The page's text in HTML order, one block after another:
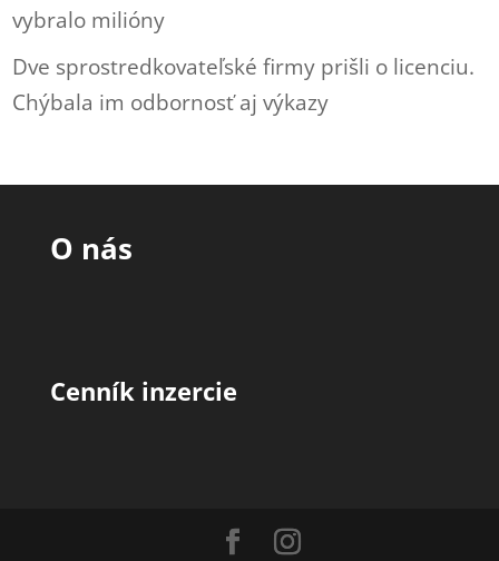
vybralo milióny
Dve sprostredkovateľské firmy prišli o licenciu.
Chýbala im odbornosť aj výkazy
O nás
Cenník inzercie